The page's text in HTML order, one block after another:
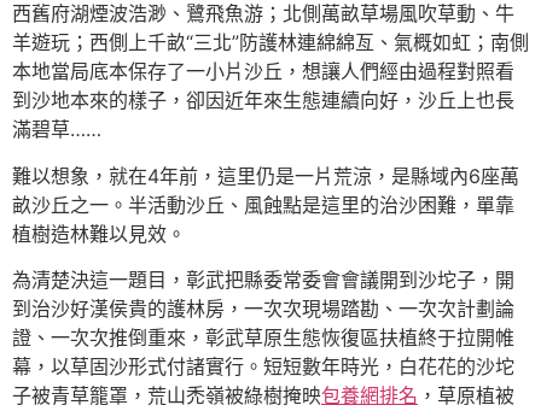
西舊府湖煙波浩渺、鷺飛魚游；北側萬畝草場風吹草動、牛
羊遊玩；西側上千畝“三北”防護林連綿綿亙、氣概如虹；南側
本地當局底本保存了一小片沙丘，想讓人們經由過程對照看
到沙地本來的樣子，卻因近年來生態連續向好，沙丘上也長
滿碧草……
難以想象，就在4年前，這里仍是一片荒涼，是縣域內6座萬
畝沙丘之一。半活動沙丘、風蝕點是這里的治沙困難，單靠
植樹造林難以見效。
為清楚決這一題目，彰武把縣委常委會會議開到沙坨子，開
到治沙好漢侯貴的護林房，一次次現場踏勘、一次次計劃論
證、一次次推倒重來，彰武草原生態恢復區扶植終于拉開帷
幕，以草固沙形式付諸實行。短短數年時光，白花花的沙坨
子被青草籠罩，荒山禿嶺被綠樹掩映包養網排名 ，草原植被